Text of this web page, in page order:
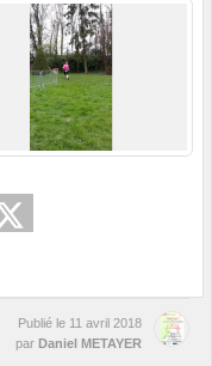
Publié le 11 avril 2018
par Daniel METAYER